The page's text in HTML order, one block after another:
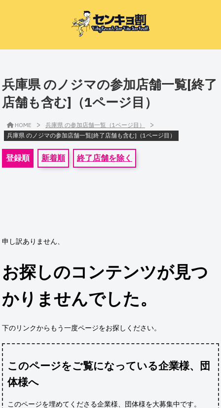
兵庫県 のノジマの参加店舗一覧[終了
店舗も含む]（1ページ目）
HOME > 兵庫県 の参加店舗一覧（1ページ目） >
兵庫県 のノジマの参加店舗一覧[終了店舗も含む]（1ページ目）
登録順 新着順 終了店舗を除く
申し訳ありません、
お探しのコンテンツが見つ
かりませんでした。
下のリンクからもう一度ページをお探しください。
このページをご覧になっている企業様、団
体様へ
このページを埋めてくださる企業様、団体様を大募集中です。